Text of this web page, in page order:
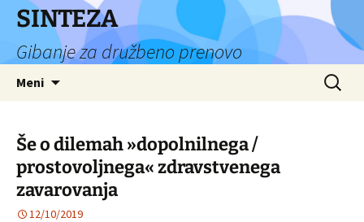
Preskoči
vsebino
SINTEZA
Gibanje za družbeno prenovo
Meni Išči:
Še o dilemah »dopolnilnega /
prostovoljnega« zdravstvenega
zavarovanja
12/10/2019